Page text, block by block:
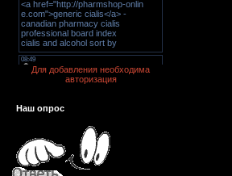
Для добавления необходима
авторизация
Наш опрос